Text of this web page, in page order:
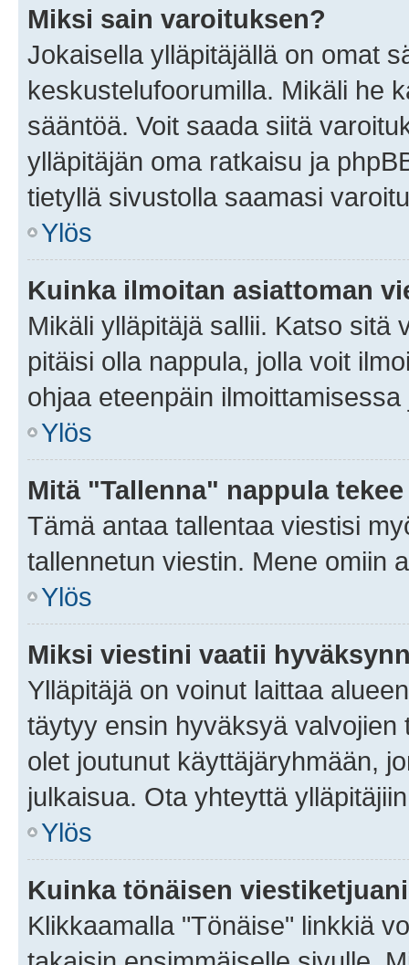
Miksi sain varoituksen?
Jokaisella ylläpitäjällä on omat
keskustelufoorumilla. Mikäli he
sääntöä. Voit saada siitä
ylläpitäjän oma ratkaisu ja
tietyllä sivustolla saamasi
Ylös
Kuinka ilmoitan asiattoman
Mikäli ylläpitäjä sallii. Katso sitä
pitäisi olla nappula, jolla voit
ohjaa eteenpäin
Ylös
Mitä "Tallenna" nappula
Tämä antaa tallentaa viestisi
tallennetun viestin. Mene omiin
Ylös
Miksi viestini vaatii
Ylläpitäjä on voinut laittaa
täytyy ensin hyväksyä
olet joutunut käyttäjäryhmään,
julkaisua. Ota yhteyttä
Ylös
Kuinka tönäisen
Klikkaamalla "Tönäise" linkkiä